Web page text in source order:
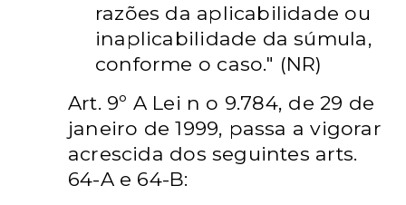
razões da aplicabilidade ou
inaplicabilidade da súmula,
conforme o caso." (NR)
Art. 9º A Lei n o 9.784, de 29 de
janeiro de 1999, passa a vigorar
acrescida dos seguintes arts.
64-A e 64-B: